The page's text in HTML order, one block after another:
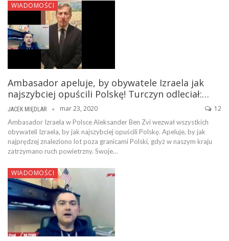
WIADOMOŚCI
Ambasador apeluje, by obywatele Izraela jak
najszybciej opuścili Polskę! Turczyn odleciał:…
JACEK MIĘDLAR mar 23, 2020 12
Ambasador Izraela w Polsce Aleksander Ben Zvi wezwał wszystkich
obywateli Izraela, by jak najszybciej opuścili Polskę. Apeluje, by jak
najprędzej znaleziono lot poza granicami Polski, gdyż w naszym kraju
zatrzymano ruch powietrzny. Swoje…
WIADOMOŚCI